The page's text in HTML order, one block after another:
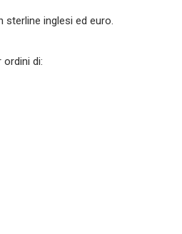
sterline inglesi ed euro.
di: